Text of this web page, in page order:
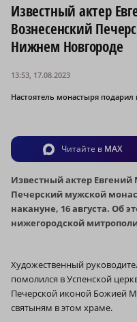
Известный актер
Вознесенский
Нижнем Новгороде
13:53, 17.08.2023
Настоятель монастыря подарил
Читайте в MAX
Известный актер
Печерский мужской
накануне, 16 августа. Об
нижегородской
Художественный
помолился в Успенской
Печерской иконой Божией
святыням в этом храме.